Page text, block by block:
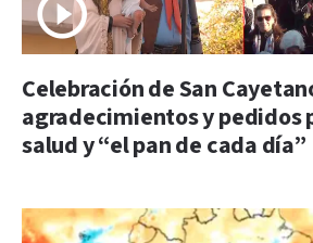
Celebración de San
agradecimientos y pedidos
salud y “el pan de cada día”